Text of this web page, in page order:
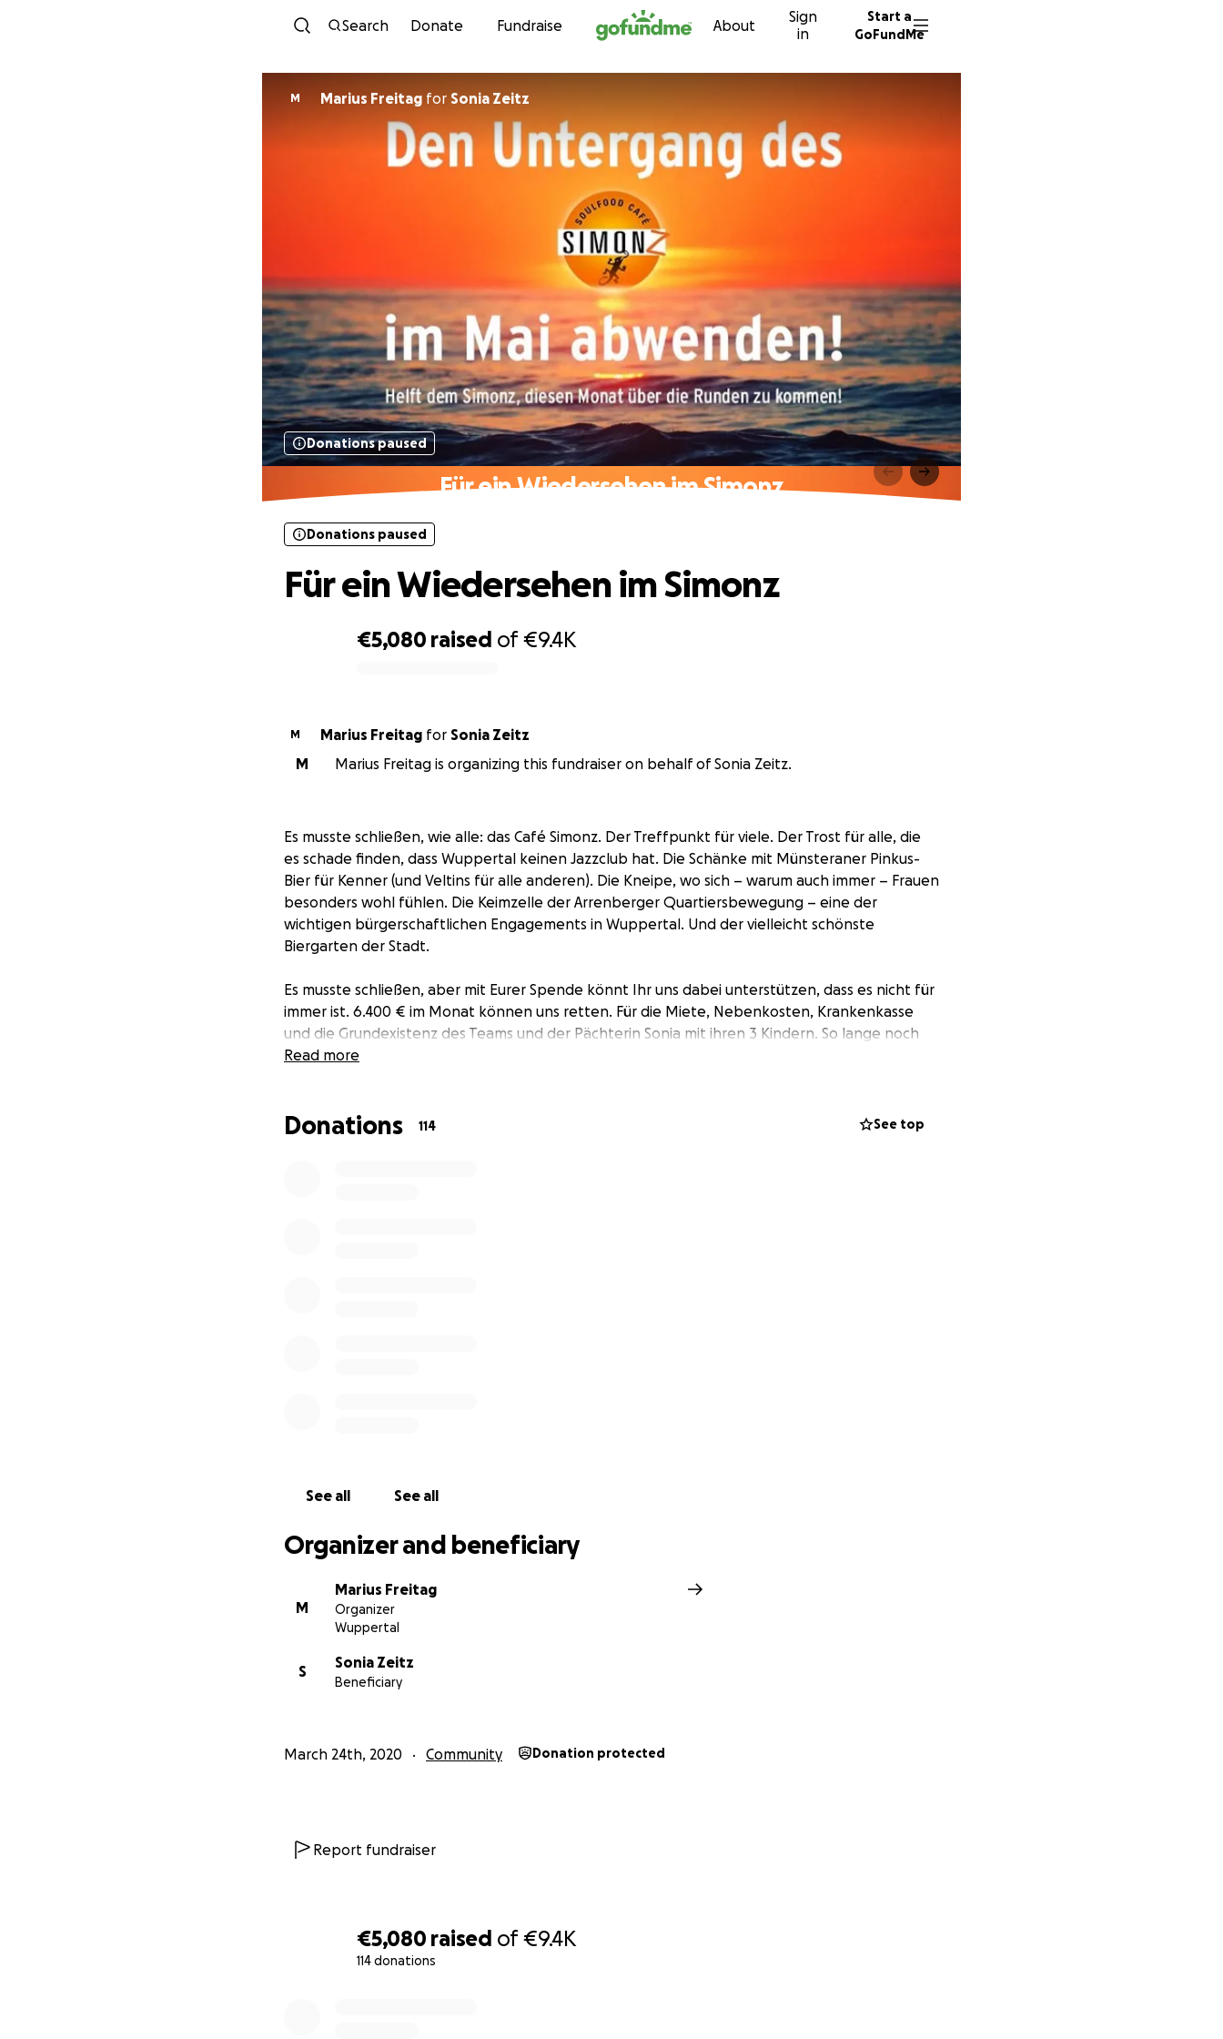
Skip to content
Search Donate Fundraise About
Sign
in
Start a
GoFundMe
€5,080 raised of€9.4K
114 donations
M Marius Freitag for Sonia Zeitz
Donations paused
Für ein Wiedersehen im Simonz
€5,080 raised of€9.4K
Donations paused
Für ein Wiedersehen im Simonz
M Marius Freitag for Sonia Zeitz
M
Marius Freitag is organizing this fundraiser on behalf of Sonia Zeitz.
Es musste schließen, wie alle: das Café Simonz. Der Treffpunkt für viele. Der Trost für alle, die
es schade finden, dass Wuppertal keinen Jazzclub hat. Die Schänke mit Münsteraner Pinkus-
Bier für Kenner (und Veltins für alle anderen). Die Kneipe, wo sich – warum auch immer – Frauen
besonders wohl fühlen. Die Keimzelle der Arrenberger Quartiersbewegung – eine der
wichtigen bürgerschaftlichen Engagements in Wuppertal. Und der vielleicht schönste
Biergarten der Stadt.
Es musste schließen, aber mit Eurer Spende könnt Ihr uns dabei unterstützen, dass es nicht für
immer ist. 6.400 € im Monat können uns retten. Für die Miete, Nebenkosten, Krankenkasse
und die Grundexistenz des Teams und der Pächterin Sonia mit ihren 3 Kindern. So lange noch
keine offiziellen Hilfsprogramme greifen, sind wir auf Euch angewiesen.
werden kann. Aber nicht muss – wer drauf verzichtet, hilft natürlich doppelt!
Read more
Donations 114 See top
See all See all
Organizer and beneficiary
M
Marius Freitag
Organizer
Wuppertal
S
Sonia Zeitz
Beneficiary
March 24th, 2020 Community Donation protected
Report fundraiser